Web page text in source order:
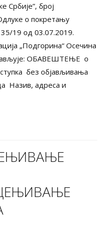
Србије”, број
о покретању
35/19 од 03.07.2019.
„Подгорина“ Осечина
ОБАВЕШТЕЊЕ о
без објављивања
Назив, адреса и